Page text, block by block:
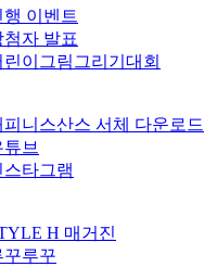
행 이벤트
첨자 발표
린이그림그리기대회
피니스산스 서체 다운로드
튜브
스타그램
H 매거진
꾸루꾸